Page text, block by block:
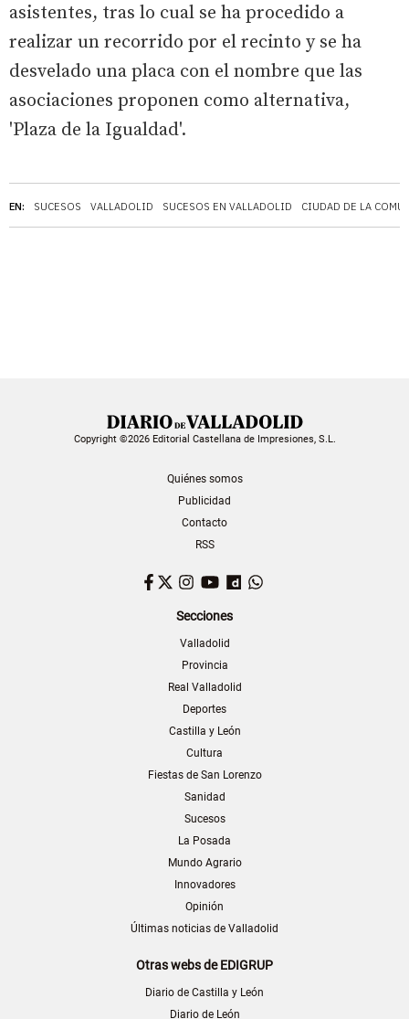
EN: SUCESOS VALLADOLID SUCESOS EN VALLADOLID CIUDAD DE LA
asistentes, tras lo cual se ha procedido a
realizar un recorrido por el recinto y se ha
desvelado una placa con el nombre que las
asociaciones proponen como alternativa,
'Plaza de la Igualdad'.
Copyright ©2026 Editorial Castellana de Impresiones, S.L.
Quiénes somos
Publicidad
Contacto
RSS
Facebook
TwitterInstagram
YouTubeDailymotion
Secciones
Valladolid
Provincia
Real Valladolid
Deportes
Castilla y León
Cultura
Fiestas de San Lorenzo
Sanidad
Sucesos
La Posada
Mundo Agrario
Innovadores
Opinión
Últimas noticias de Valladolid
Otras webs de EDIGRUP
Diario de Castilla y León
Diario de León